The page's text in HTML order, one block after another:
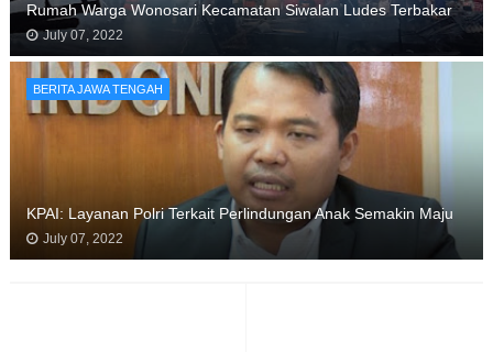
Rumah Warga Wonosari Kecamatan Siwalan Ludes Terbakar
July 07, 2022
BERITA JAWA TENGAH
KPAI: Layanan Polri Terkait Perlindungan Anak Semakin Maju
July 07, 2022